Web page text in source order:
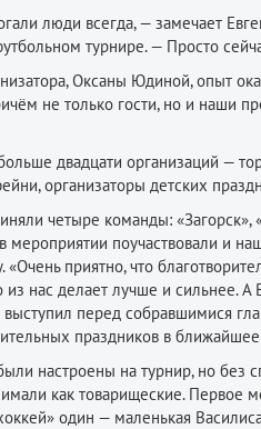
люди всегда, — замечает
турнире. — Просто
Оксаны Юдиной, опыт
не только гости, но и наши
двадцати организаций —
организаторы детских
четыре команды:
поучаствовали и
«Очень приятно, что
из нас делает лучше и сильнее.
перед собравшимися
праздников в
настроены на турнир, но без
как товарищеские. Первое
один — маленькая